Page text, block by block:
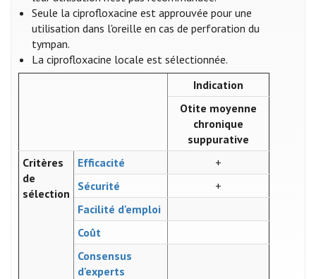
Seule la ciprofloxacine est approuvée pour une
utilisation dans l'oreille en cas de perforation du
tympan.
La ciprofloxacine locale est sélectionnée.
Indication
Otite moyenne
chronique
suppurative
Critères
de
sélection
Efficacité
+
Sécurité
+
Facilité d'emploi
Coût
Consensus
d'experts